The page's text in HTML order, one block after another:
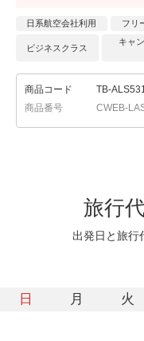
日系航空会社利用 フリ
ビジネスクラス
キャ
商品コード
TB-
商品番号
CWEB-
旅行
出発日と旅行
日 月 火